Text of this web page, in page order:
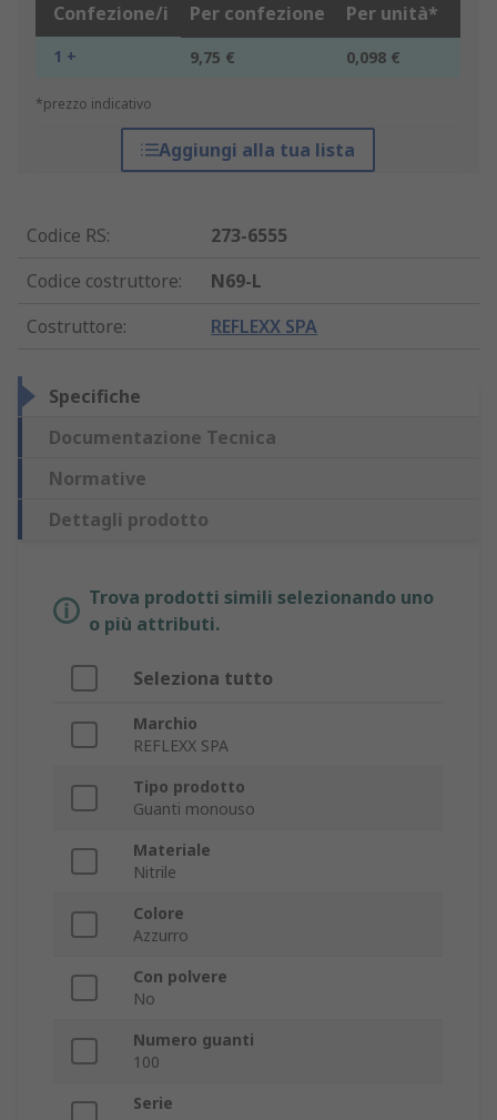
Confezione/i Per confezione Per unità*
1 + 9,75 € 0,098 €
*prezzo indicativo
Aggiungi alla tua lista
Codice RS:
273-6555
Codice costruttore:
N69-L
Costruttore: REFLEXX SPA
Specifiche
Documentazione Tecnica
Normative
Dettagli prodotto
Trova prodotti simili selezionando uno
o più attributi.
Seleziona tutto
Marchio
REFLEXX SPA
Tipo prodotto
Guanti monouso
Materiale
Nitrile
Colore
Azzurro
Con polvere
No
Numero guanti
100
Serie